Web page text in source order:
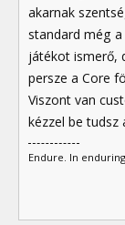
akarnak
standard még
játékot ismerő,
persze a Core
Viszont van
kézzel be tudsz
Endure. In